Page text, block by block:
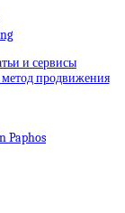
и сервисы
продвижения
Paphos